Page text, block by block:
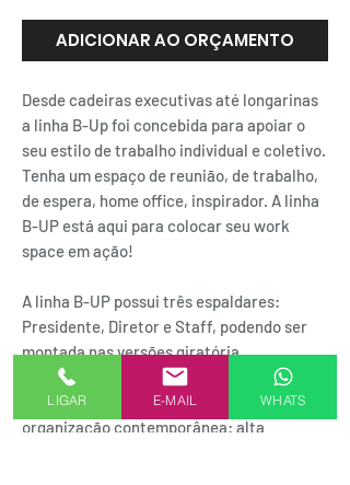
ADICIONAR AO ORÇAMENTO
Desde cadeiras executivas até longarinas
a linha B-Up foi concebida para apoiar o
seu estilo de trabalho individual e coletivo.
Tenha um espaço de reunião, de trabalho,
de espera, home office, inspirador. A linha
B-UP está aqui para colocar seu work
space em ação!
A linha B-UP possui três espaldares:
Presidente, Diretor e Staff, podendo ser
montada nas versões giratória,
interlocutor e longarina; um clássico para
atender o ciclo completo de uma
organização contemporânea: alta
LIGAR E-MAIL WHATS